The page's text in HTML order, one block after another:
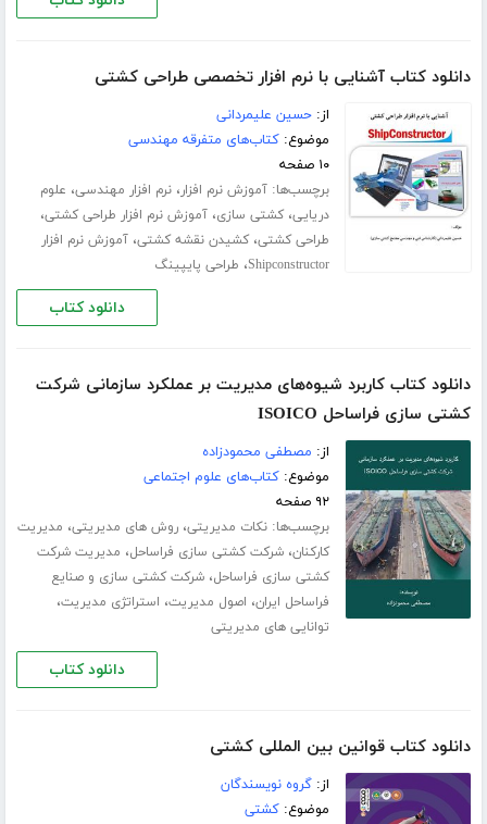
دانلود کتاب آشنایی با نرم افزار تخصصی طراحی کشتی
از:حسین علیمردانی
موضوع:کتاب‌های متفرقه مهندسی
۱۰ صفحه
برچسب‌ها:آموزش نرم افزار،نرم افزار مهندسی، علوم
دریایی،کشتی سازی،آموزش نرم افزار طراحی کشتی،
طراحی کشتی،کشیدن نقشه کشتی،آموزش نرم افزار
Shipconstructor، طراحی پایپینگ
دانلود کتاب
دانلود کتاب کاربرد شیوه‌های مدیریت بر عملکرد سازمانی شرکت
کشتی سازی فراساحل ISOICO
از: مصطفی محمودزاده
موضوع:کتاب‌های علوم اجتماعی
۹۲ صفحه
برچسب‌ها:نکات مدیریتی،روش های مدیریتی، مدیریت
کارکنان،شرکت کشتی سازی فراساحل، مدیریت شرکت
کشتی سازی فراساحل،شرکت کشتی سازی و صنایع
فراساحل ایران، اصول مدیریت، استراتژی مدیریت،
توانایی های مدیریتی
دانلود کتاب
دانلود کتاب قوانین بین‌ المللی کشتی
از:گروه نویسندگان
موضوع:کشتی